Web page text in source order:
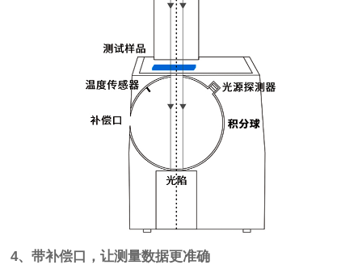
4、带补偿口，让测量数据更准确